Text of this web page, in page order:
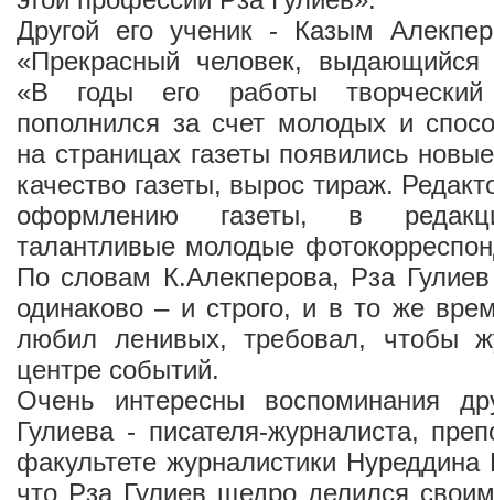
Другой его ученик - Казым
«Прекрасный человек, выдающийся
«В годы его работы творческий
пополнился за счет молодых и
на страницах газеты появились
качество газеты, вырос тираж.
оформлению газеты, в
талантливые молодые
По словам К.Алекперова, Рза
одинаково – и строго, и в то же
любил ленивых, требовал, чтобы
центре событий.
Очень интересны воспоминания
Гулиева - писателя-журналиста,
факультете журналистики
что Рза Гулиев щедро делился